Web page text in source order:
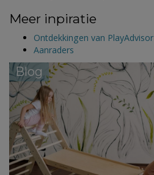
Meer inpiratie
Ontdekkingen van PlayAdvisor
Aanraders
Blog